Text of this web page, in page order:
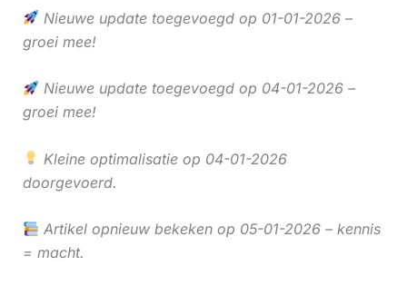
Nieuwe update toegevoegd op 01-01-2026 –
groei mee!
Nieuwe update toegevoegd op 04-01-2026 –
groei mee!
Kleine optimalisatie op 04-01-2026
doorgevoerd.
Artikel opnieuw bekeken op 05-01-2026 – kennis
= macht.